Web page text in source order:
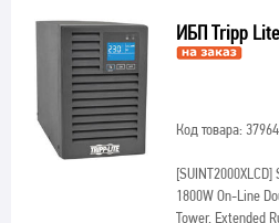
ИБП Tripp Lite
Код товара:
[SUINT2000XLCD]
1800W On-Line
Tower, Extended